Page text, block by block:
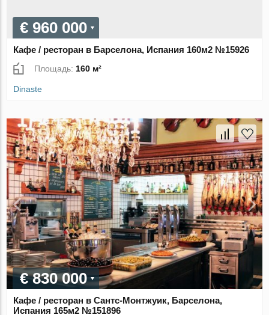
€ 960 000
Кафе / ресторан в Барселона, Испания 160м2 №15926
Площадь: 160 м²
Dinaste
€ 830 000
Кафе / ресторан в Сантс-Монтжуик, Барселона,
Испания 165м2 №151896